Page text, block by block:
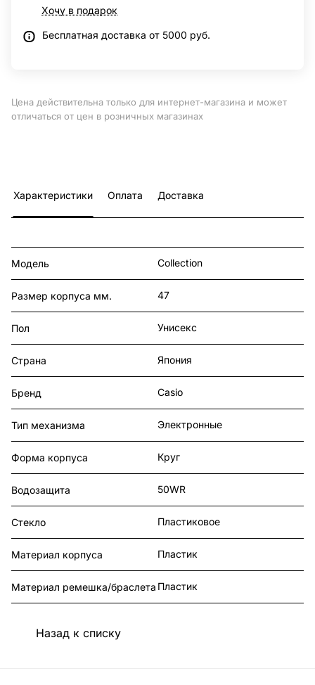
Хочу в подарок
Бесплатная доставка от 5000 руб.
Цена действительна только для интернет-магазина и может
отличаться от цен в розничных магазинах
Характеристики Оплата Доставка
Модель Collection
Размер корпуса мм. 47
Пол Унисекс
Страна Япония
Бренд Casio
Тип механизма Электронные
Форма корпуса Круг
Водозащита 50WR
Стекло Пластиковое
Материал корпуса Пластик
Материал ремешка/браслета Пластик
Назад к списку